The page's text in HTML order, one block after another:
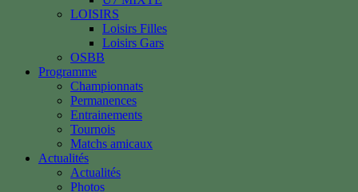
LOISIRS
Loisirs Filles
Loisirs Gars
OSBB
Programme
Championnats
Permanences
Entrainements
Tournois
Matchs amicaux
Actualités
Actualités
Photos